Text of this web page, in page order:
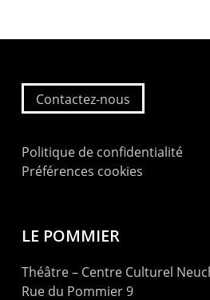
Contactez-nous
Politique de confidentialité
Préférences cookies
LE POMMIER
Théâtre – Centre Culturel
Rue du Pommier 9